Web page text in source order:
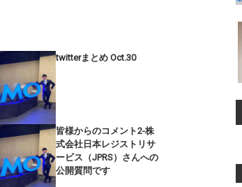
twitterまとめ Oct.30
皆様からのコメント2-株
式会社日本レジストリサ
ービス（JPRS）さんへの
公開質問です